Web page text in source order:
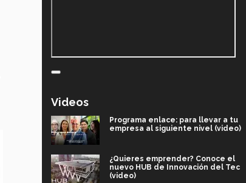
Videos
Programa enlace: para llevar a tu
empresa al siguiente nivel (video)
¿Quieres emprender? Conoce el
nuevo HUB de Innovación del Tec
(video)